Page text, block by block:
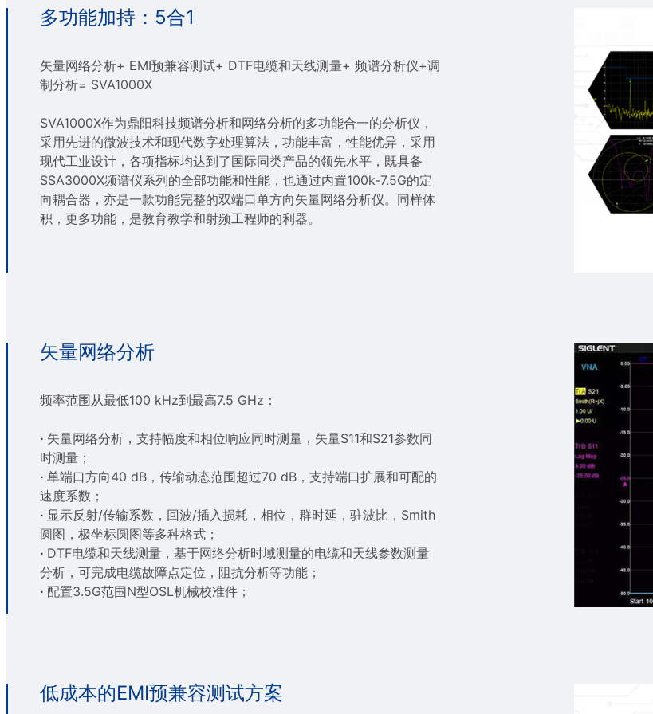
多功能加持：5合1
矢量网络分析+ EMI预兼容测试+ DTF电缆和天线测量+ 频谱分析仪+调
制分析= SVA1000X
SVA1000X作为鼎阳科技频谱分析和网络分析的多功能合一的分析仪，
采用先进的微波技术和现代数字处理算法，功能丰富，性能优异，采用
现代工业设计，各项指标均达到了国际同类产品的领先水平，既具备
SSA3000X频谱仪系列的全部功能和性能，也通过内置100k-7.5G的定
向耦合器，亦是一款功能完整的双端口单方向矢量网络分析仪。同样体
积，更多功能，是教育教学和射频工程师的利器。
矢量网络分析
频率范围从最低100 kHz到最高7.5 GHz：
· 矢量网络分析，支持幅度和相位响应同时测量，矢量S11和S21参数同
时测量；
· 单端口方向40 dB，传输动态范围超过70 dB，支持端口扩展和可配的
速度系数；
· 显示反射/传输系数，回波/插入损耗，相位，群时延，驻波比，Smith
圆图，极坐标圆图等多种格式；
· DTF电缆和天线测量，基于网络分析时域测量的电缆和天线参数测量
分析，可完成电缆故障点定位，阻抗分析等功能；
· 配置3.5G范围N型OSL机械校准件；
低成本的EMI预兼容测试方案